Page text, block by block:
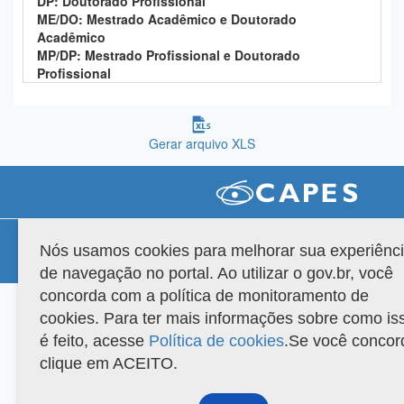
PlanaltoME/DO: Mestrado Acadêmico e Doutorado
Acadêmico
MP/DP: Mestrado Profissional e Doutorado
Profissional
Gerar arquivo XLS
Versão do sistema: 3.88.9 Copyright 2022 Capes. Todos os direitos reservados.
Nós usamos cookies para melhorar sua
de navegação no portal. Ao utilizar o gov.br, você
concorda com a política de monitoramento de
cookies. Para ter mais informações sobre como
é feito, acesse Política de cookies.Se você
clique em ACEITO.